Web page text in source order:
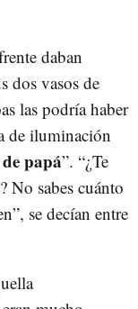
daban
dos vasos de
las podría haber
de iluminación
papá”. “¿Te
No sabes cuánto
se decían entre